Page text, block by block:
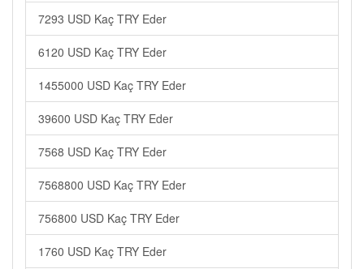
7293 USD Kaç TRY Eder
6120 USD Kaç TRY Eder
1455000 USD Kaç TRY Eder
39600 USD Kaç TRY Eder
7568 USD Kaç TRY Eder
7568800 USD Kaç TRY Eder
756800 USD Kaç TRY Eder
1760 USD Kaç TRY Eder